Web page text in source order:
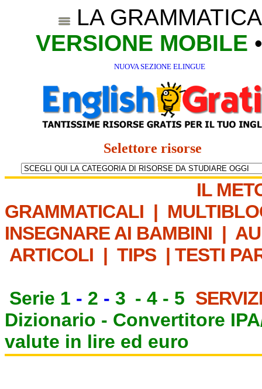
LA
VERSIONE MOBILE
NUOVA SEZIONE ELINGUE
Selettore risorse
IL
GRAMMATICALI |
INSEGNARE AI BAMBINI |
ARTICOLI | TIPS | TESTI
Serie 1 - 2 - 3 - 4 - 5
Dizionario - Convertitore
valute in lire ed euro